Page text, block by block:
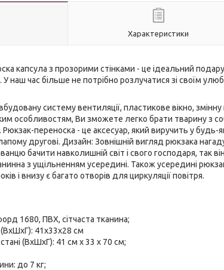
Характеристики
капсула з прозорими стінками - це ідеальний
У наш час більше не потрібно розлучатися зі своїм
систему вентиляції, пластикове вікно,
особливостям, Ви зможете легко брати тварину з
переноска - це аксесуар, який виручить у будь-
другові. Дизайн: Зовнішній вигляд рюкзака
бачити навколишній світ і свого господаря, так
з ущільненням усередині. Також усередині
і внизу є багато отворів для циркуляції повітря.
1680, ПВХ, сітчаста тканина;
41х33х28 см
(ВхШхГ): 41 см х 33 х 70 см;
до 7 кг;